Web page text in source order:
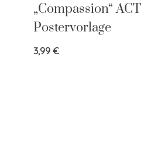
„Compassion“ ACT
Postervorlage
3,99 €